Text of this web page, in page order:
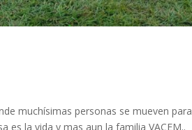
muchísimas personas se mueven para
es la vida y mas aun la familia VACEM..